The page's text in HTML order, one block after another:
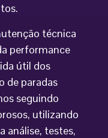
técnica
performance
útil dos
de paradas
seguindo
utilizando
análise, testes,